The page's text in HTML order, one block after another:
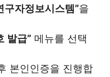
구자정보시스템”을
발급” 메뉴를 선택
본인인증을 진행합